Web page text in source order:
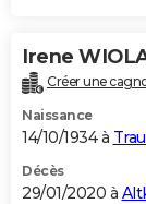
Irene
Créer une
Naissance
14/10/1934 à
Décès
29/01/2020 à